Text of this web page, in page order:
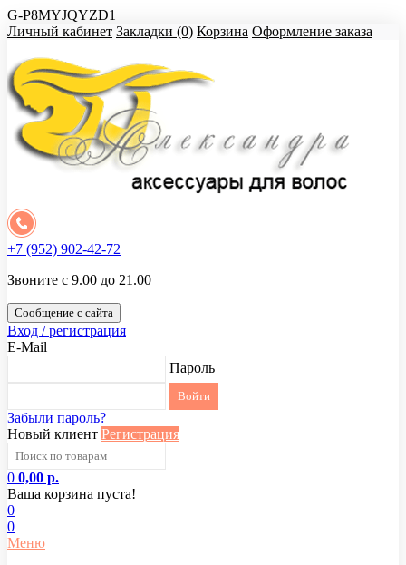
G-P8MYJQYZD1
Личный кабинет Закладки (0) Корзина Оформление заказа
+7 (952) 902-42-72
Звоните с 9.00 до 21.00
Сообщение с сайта
Вход / регистрация
E-Mail
Пароль
Забыли пароль?
Новый клиент Регистрация
0 0,00 р.
Ваша корзина пуста!
0
0
Меню